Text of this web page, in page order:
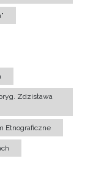
Zdzisława
Etnograficzne